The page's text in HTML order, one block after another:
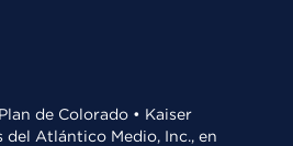
de Colorado • Kaiser
del Atlántico Medio, Inc., en